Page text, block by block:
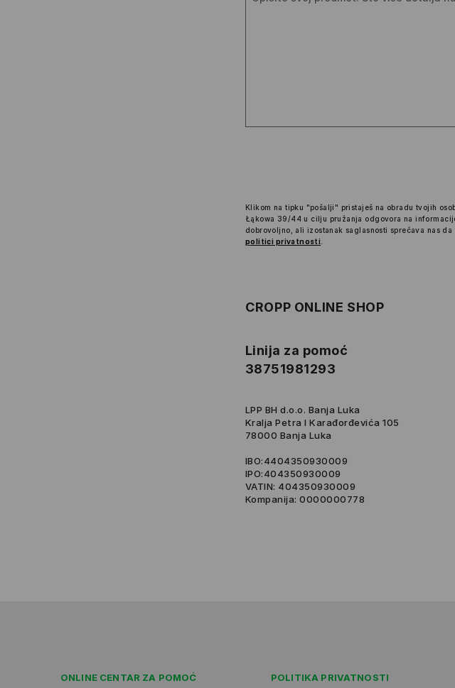
Klikom na tipku "pošalji" pristaješ na obradu tvojih
Łąkowa 39/44 u cilju pružanja odgovora na
dobrovoljno, ali izostanak saglasnosti sprečava nas
politici privatnosti
CROPP ONLINE SHOP
Linija za pomoć
38751981293
LPP BH d.o.o. Banja Luka
Kralja Petra I Karađorđevića 105
78000 Banja Luka
IBO:4404350930009
IPO:404350930009
VATIN: 404350930009
Kompanija: 0000000778
ONLINE CENTAR ZA POMOĆ POLITIKA PRIVATNOSTI